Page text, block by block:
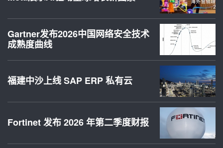
Gartner发布2026中国网络安全技术
成熟度曲线
福建中沙上线 SAP ERP 私有云
Fortinet 发布 2026 年第二季度财报